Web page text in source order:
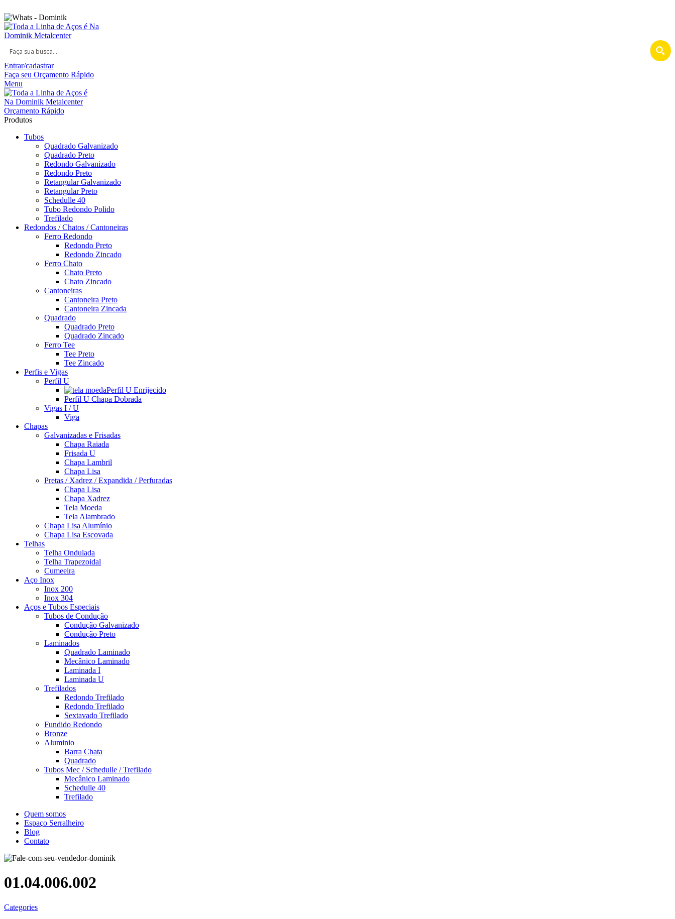
Entrar/cadastrar
Faça seu Orçamento Rápido
Menu
Orçamento Rápido
Produtos
Tubos
Quadrado Galvanizado
Quadrado Preto
Redondo Galvanizado
Redondo Preto
Retangular Galvanizado
Retangular Preto
Schedulle 40
Tubo Redondo Polido
Trefilado
Redondos / Chatos / Cantoneiras
Ferro Redondo
Redondo Preto
Redondo Zincado
Ferro Chato
Chato Preto
Chato Zincado
Cantoneiras
Cantoneira Preto
Cantoneira Zincada
Quadrado
Quadrado Preto
Quadrado Zincado
Ferro Tee
Tee Preto
Tee Zincado
Perfis e Vigas
Perfil U
Perfil U Enrijecido
Perfil U Chapa Dobrada
Vigas I / U
Viga
Chapas
Galvanizadas e Frisadas
Chapa Raiada
Frisada U
Chapa Lambril
Chapa Lisa
Pretas / Xadrez / Expandida / Perfuradas
Chapa Lisa
Chapa Xadrez
Tela Moeda
Tela Alambrado
Chapa Lisa Alumínio
Chapa Lisa Escovada
Telhas
Telha Ondulada
Telha Trapezoidal
Cumeeira
Aço Inox
Inox 200
Inox 304
Aços e Tubos Especiais
Tubos de Condução
Condução Galvanizado
Condução Preto
Laminados
Quadrado Laminado
Mecânico Laminado
Laminada I
Laminada U
Trefilados
Redondo Trefilado
Redondo Trefilado
Sextavado Trefilado
Fundido Redondo
Bronze
Aluminio
Barra Chata
Quadrado
Tubos Mec / Schedulle / Trefilado
Mecânico Laminado
Schedulle 40
Trefilado
Quem somos
Espaço Serralheiro
Blog
Contato
01.04.006.002
Categories